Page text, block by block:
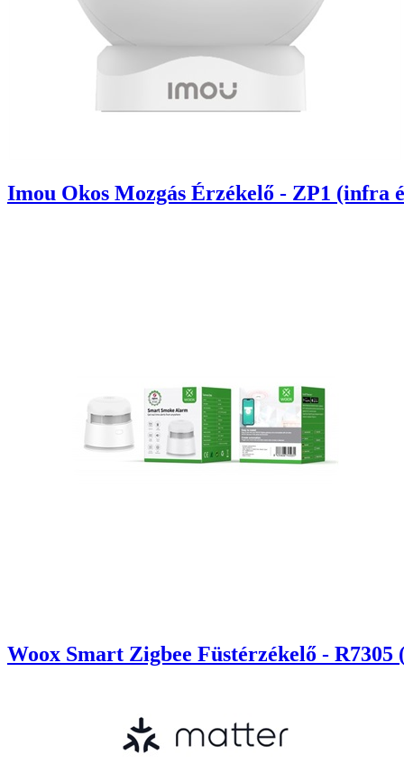
Imou Okos Mozgás Érzékelő - ZP1 (infra
Woox Smart Zigbee Füstérzékelő - R7305